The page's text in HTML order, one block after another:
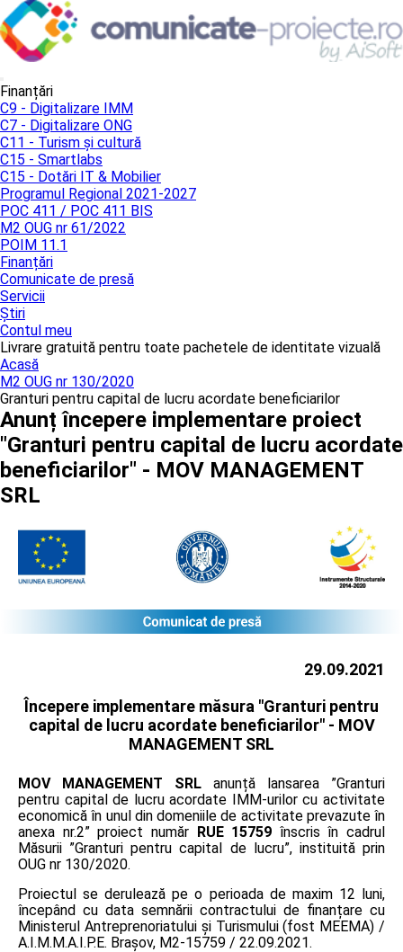
Finanțări
C9 - Digitalizare IMM
C7 - Digitalizare ONG
C11 - Turism și cultură
C15 - Smartlabs
C15 - Dotări IT & Mobilier
Programul Regional 2021-2027
POC 411 / POC 411 BIS
M2 OUG nr 61/2022
POIM 11.1
Finanțări
Comunicate de presă
Servicii
Știri
Contul meu
Livrare gratuită pentru toate pachetele de identitate vizuală
Acasă
M2 OUG nr 130/2020
Granturi pentru capital de lucru acordate beneficiarilor
Anunț începere implementare proiect
"Granturi pentru capital de lucru acordate
beneficiarilor" - MOV MANAGEMENT
SRL
29.09.2021
Începere implementare măsura "Granturi pentru
capital de lucru acordate beneficiarilor" - MOV
MANAGEMENT SRL
MOV MANAGEMENT SRL anunță lansarea ”Granturi
pentru capital de lucru acordate IMM-urilor cu activitate
economică în unul din domeniile de activitate prevazute în
anexa nr.2” proiect număr RUE 15759 înscris în cadrul
Măsurii ”Granturi pentru capital de lucru”, instituită prin
OUG nr 130/2020.
Proiectul se derulează pe o perioada de maxim 12 luni,
începând cu data semnării contractului de finanțare cu
Ministerul Antreprenoriatului și Turismului (fost MEEMA) /
A.I.M.M.A.I.P.E. Braşov, M2-15759 / 22.09.2021.